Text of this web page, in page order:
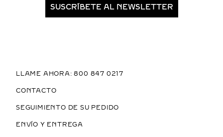
SUSCRÍBETE AL NEWSLETTER
LLAME AHORA: 800 847 0217
CONTACTO
SEGUIMIENTO DE SU PEDIDO
ENVÍO Y ENTREGA